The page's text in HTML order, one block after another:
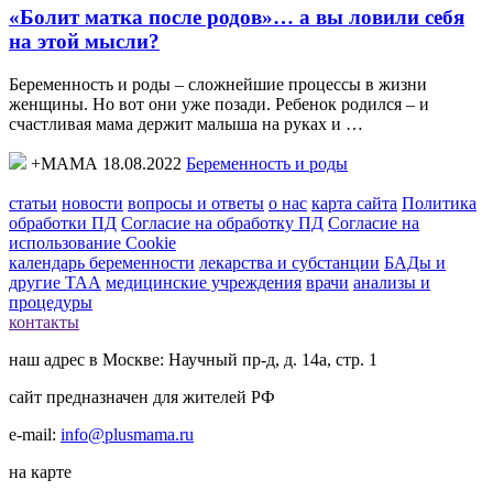
«Болит матка после родов»… а вы ловили себя
на этой мысли?
Беременность и роды – сложнейшие процессы в жизни
женщины. Но вот они уже позади. Ребенок родился – и
счастливая мама держит малыша на руках и …
+МАМА 18.08.2022 Беременность и роды
статьи новости вопросы и ответы о нас карта сайта Политика
обработки ПД Согласие на обработку ПД Согласие на
использование Cookie
календарь беременности лекарства и субстанции БАДы и
другие ТАА медицинские учреждения врачи анализы и
процедуры
контакты
наш адрес в Москве: Научный пр-д, д. 14а, стр. 1
сайт предназначен для жителей РФ
e-mail: info@plusmama.ru
на карте